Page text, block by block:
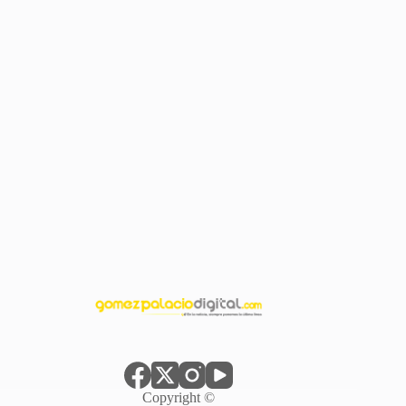
Copyright ©